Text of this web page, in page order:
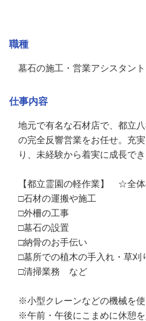
職種
墓石の施工・営業アシスタント
仕事内容
地元で有名な石材店で、都立
の完全反響営業をお任せ。充
り、未経験から着実に成長でき
【都立霊園の軽作業】　☆全
□石材の運搬や施工
□外柵の工事
□墓石の設置
□納骨のお手伝い
□墓所での植木の手入れ・草刈
□清掃業務　など
※小型クレーンなどの機械を使
※午前・午後にこまめに休憩を